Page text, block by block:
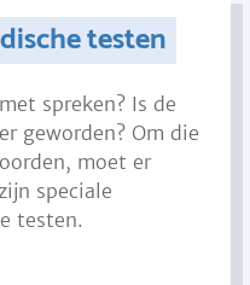
testen
spreken? Is de
geworden? Om die
moet er
speciale
testen.